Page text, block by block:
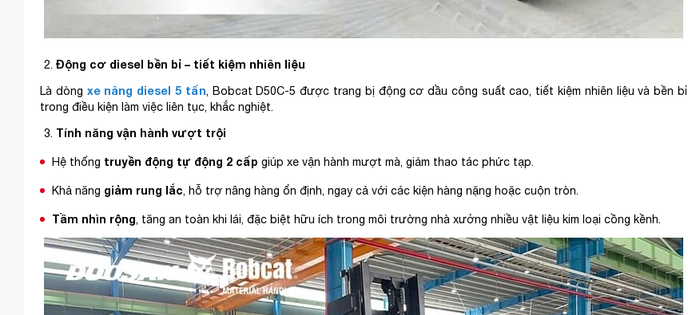
Động cơ diesel bền bỉ – tiết kiệm nhiên liệu
Là dòng xe nâng diesel 5 tấn, Bobcat D50C-5 được trang bị động cơ dầu công suất cao, tiết kiệm nhiên liệu và bền bỉ
trong điều kiện làm việc liên tục, khắc nghiệt.
Tính năng vận hành vượt trội
Hệ thống truyền động tự động 2 cấp giúp xe vận hành mượt mà, giảm thao tác phức tạp.
Khả năng giảm rung lắc, hỗ trợ nâng hàng ổn định, ngay cả với các kiện hàng nặng hoặc cuộn tròn.
Tầm nhìn rộng, tăng an toàn khi lái, đặc biệt hữu ích trong môi trường nhà xưởng nhiều vật liệu kim loại cồng kềnh.